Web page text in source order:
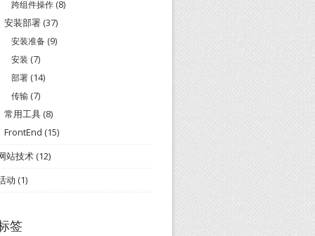
跨组件操作 (8)
安装部署 (37)
安装准备 (9)
安装 (7)
部署 (14)
传输 (7)
常用工具 (8)
FrontEnd (15)
站技术(12)
动 (1)
签